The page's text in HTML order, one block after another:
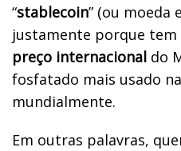
“stablecoin” (ou moeda
justamente porque tem
preço internacional do
fosfatado mais usado
mundialmente.
Em outras palavras,